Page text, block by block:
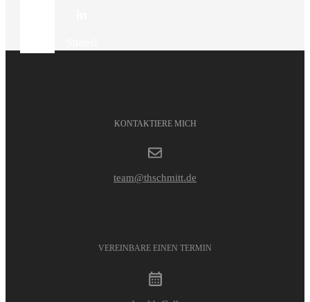
KONTAKTIERE MICH
team@thschmitt.de
VEREINBARE EINEN TERMIN